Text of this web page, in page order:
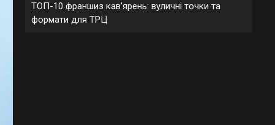
ТОП-10 франшиз кавʼярень: вуличні точки та
формати для ТРЦ